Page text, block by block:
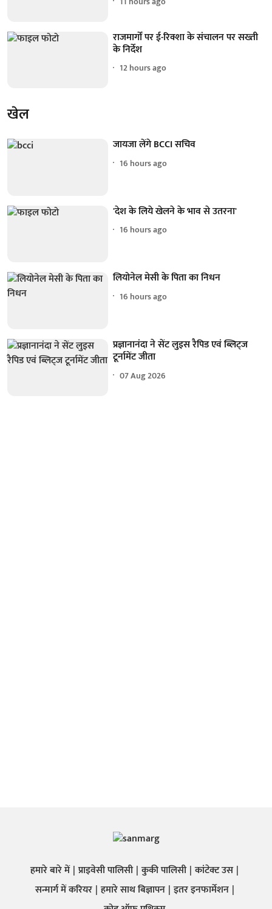
राजमार्गों पर ई-रिक्शा के संचालन पर सख्ती
के निर्देश
12 hours ago
खेल
जायजा लेंगे BCCI सचिव
16 hours ago
'देश के लिये खेलने के भाव से उतरना'
16 hours ago
लियोनेल मेसी के पिता का निधन
16 hours ago
प्रज्ञानानंदा ने सेंट लुइस रैपिड एवं ब्लिट्ज
टूर्नामेंट जीता
07 Aug 2026
हमारे बारे में प्राइवेसी पालिसी कुकी पालिसी कांटेक्ट उस
सन्मार्ग में करियर हमारे साथ बिज्ञापन इतर इनफार्मेशन